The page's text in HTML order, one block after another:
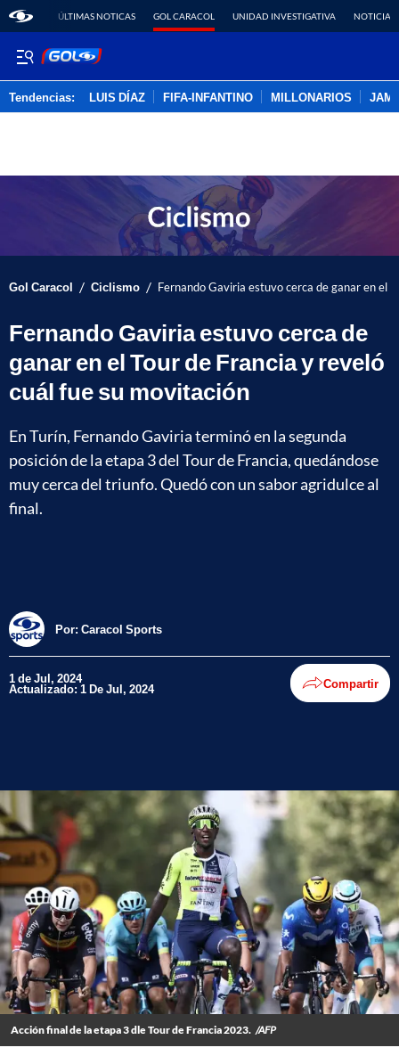
ÚLTIMAS NOTICAS GOL CARACOL UNIDAD INVESTIGATIVA NOTICIAS
Tendencias: LUIS DÍAZ FIFA-INFANTINO MILLONARIOS
Gol Caracol / Ciclismo / Fernando Gaviria estuvo cerca de ganar en el
Fernando Gaviria estuvo cerca de
ganar en el Tour de Francia y reveló
cuál fue su movitación
En Turín, Fernando Gaviria terminó en la segunda
posición de la etapa 3 del Tour de Francia, quedándose
muy cerca del triunfo. Quedó con un sabor agridulce al
final.
Por: Caracol Sports
1 de Jul, 2024
Actualizado: 1 De Jul, 2024 Compartir
Acción final de la etapa 3 dle Tour de Francia 2023. /AFP